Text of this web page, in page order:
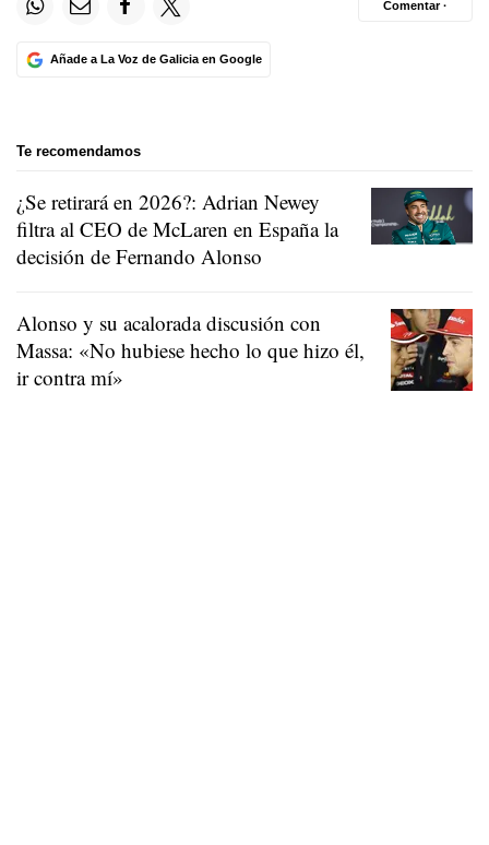
Añade a La Voz de Galicia en Google
Comentar ·
Te recomendamos
¿Se retirará en 2026?: Adrian Newey
filtra al CEO de McLaren en España la
decisión de Fernando Alonso
Alonso y su acalorada discusión con
Massa: «No hubiese hecho lo que hizo él,
ir contra mí»